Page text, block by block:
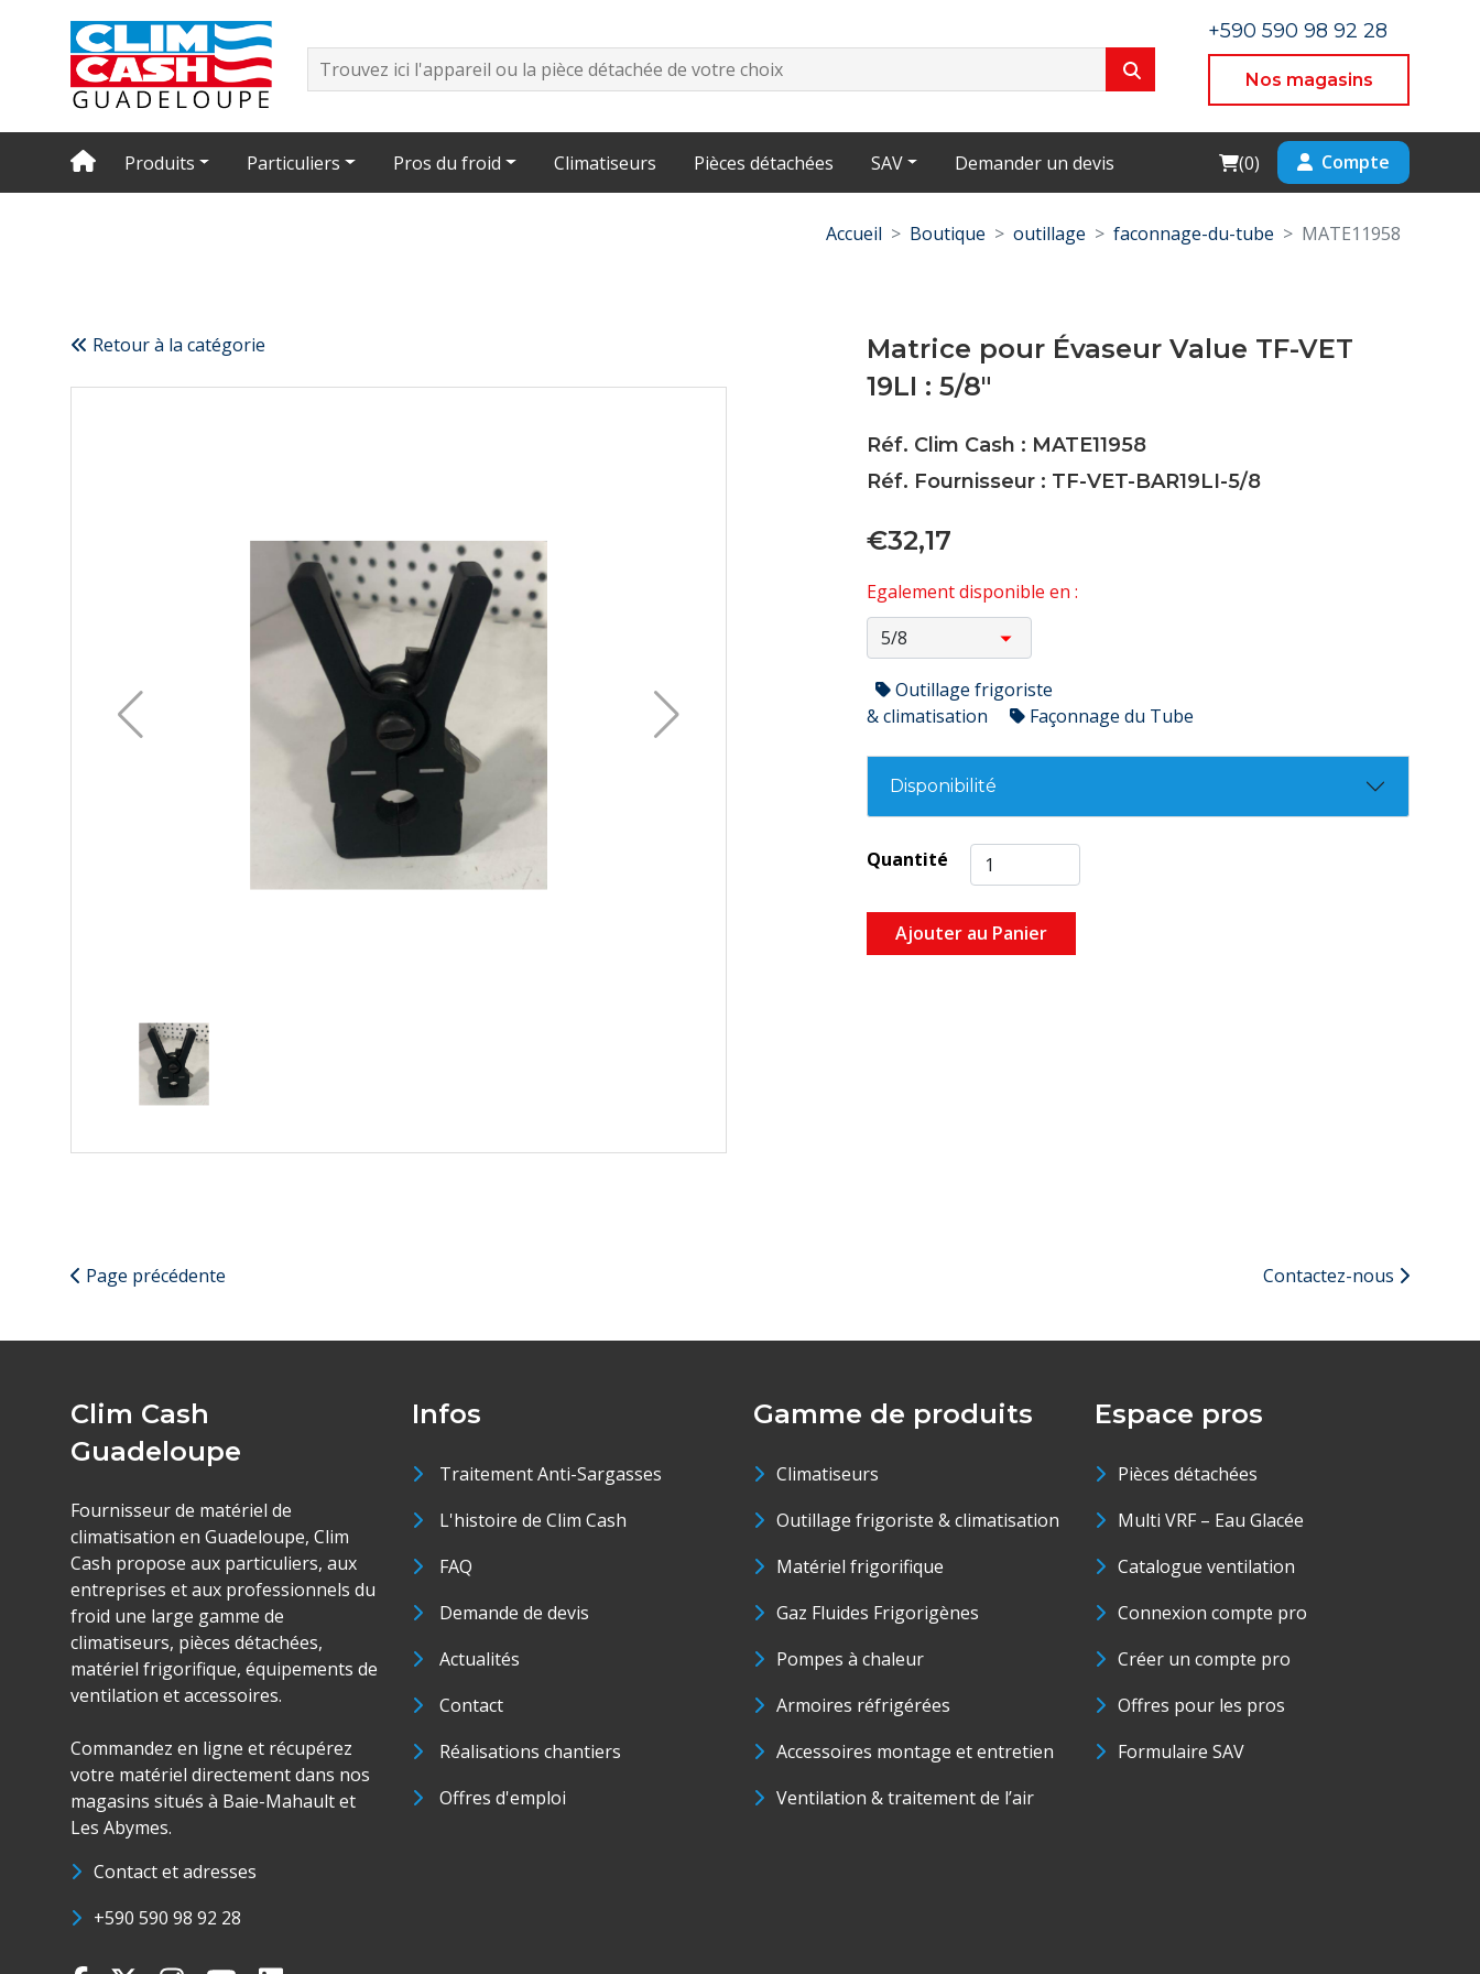
+590 590 98 92 28
Nos magasins
Produits Particuliers Pros du froid Climatiseurs Pièces détachées SAV Demander un devis Cart
(0) Compte
Accueil Boutique outillage faconnage-du-tube MATE11958
Retour à la catégorie
Matrice pour Évaseur Value TF-VET
19LI : 5/8"
Réf. Clim Cash : MATE11958
Réf. Fournisseur : TF-VET-BAR19LI-5/8
€32,17
Egalement disponible en :
Outillage frigoriste
& climatisation
Façonnage du Tube
Disponibilité
Quantité
Ajouter au Panier
Page précédente Contactez-nous
Clim Cash
Guadeloupe
Fournisseur de matériel de
climatisation en Guadeloupe, Clim
Cash propose aux particuliers, aux
entreprises et aux professionnels du
froid une large gamme de
climatiseurs, pièces détachées,
matériel frigorifique, équipements de
ventilation et accessoires.
Commandez en ligne et récupérez
votre matériel directement dans nos
magasins situés à Baie-Mahault et
Les Abymes.
Contact et adresses
+590 590 98 92 28
Infos
Traitement Anti-Sargasses
L'histoire de Clim Cash
FAQ
Demande de devis
Actualités
Contact
Réalisations chantiers
Offres d'emploi
Gamme de produits
Climatiseurs
Outillage frigoriste & climatisation
Matériel frigorifique
Gaz Fluides Frigorigènes
Pompes à chaleur
Armoires réfrigérées
Accessoires montage et entretien
Ventilation & traitement de l’air
Espace pros
Pièces détachées
Multi VRF – Eau Glacée
Catalogue ventilation
Connexion compte pro
Créer un compte pro
Offres pour les pros
Formulaire SAV